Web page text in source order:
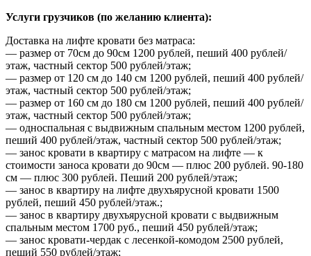
Услуги грузчиков (по желанию клиента):
Доставка на лифте кровати без матраса:
— размер от 70см до 90см 1200 рублей, пеший 400 рублей/
этаж, частный сектор 500 рублей/этаж;
— размер от 120 см до 140 см 1200 рублей, пеший 400 рублей/
этаж, частный сектор 500 рублей/этаж;
— размер от 160 см до 180 см 1200 рублей, пеший 400 рублей/
этаж, частный сектор 500 рублей/этаж;
— односпальная с выдвижным спальным местом 1200 рублей,
пеший 400 рублей/этаж, частный сектор 500 рублей/этаж;
— занос кровати в квартиру с матрасом на лифте — к
стоимости заноса кровати до 90см — плюс 200 рублей. 90-180
см — плюс 300 рублей. Пеший 200 рублей/этаж;
— занос в квартиру на лифте двухъярусной кровати 1500
рублей, пеший 450 рублей/этаж.;
— занос в квартиру двухъярусной кровати с выдвижным
спальным местом 1700 руб., пеший 450 рублей/этаж;
— занос кровати-чердак с лесенкой-комодом 2500 рублей,
пеший 550 рублей/этаж;